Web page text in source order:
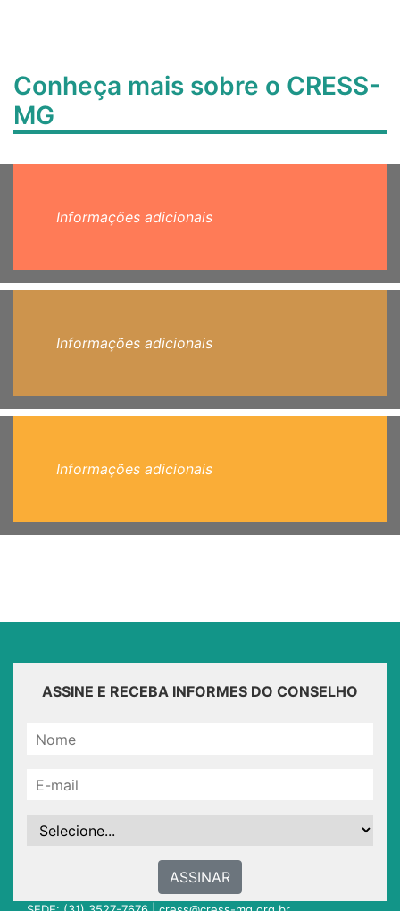
Conheça mais sobre o CRESS-
MG
Informações adicionais
Informações adicionais
Informações adicionais
ASSINE E RECEBA INFORMES DO CONSELHO
ASSINAR